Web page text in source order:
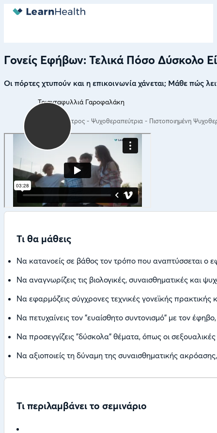
Γονείς Εφήβων: Τελικά Πόσο Δύσκολο
Οι πόρτες χτυπούν και η επικοινωνία χάνεται; Μάθε πώς
Τριανταφυλλιά Γαροφαλάκη
Παιδοψυχίατρος - Ψυχοθεραπεύτρια - Πιστοποιημένη
Τι θα μάθεις
Να κατανοείς σε βάθος τον τρόπο που αναπτύσσεται ο
Να αναγνωρίζεις τις βιολογικές, συναισθηματικές και
Να εφαρμόζεις σύγχρονες τεχνικές γονεϊκής
Να πετυχαίνεις τον "ευαίσθητο συντονισμό" με τον
Να προσεγγίζεις "δύσκολα" θέματα, όπως οι
Να αξιοποιείς τη δύναμη της συναισθηματικής
Τι περιλαμβάνει το σεμινάριο